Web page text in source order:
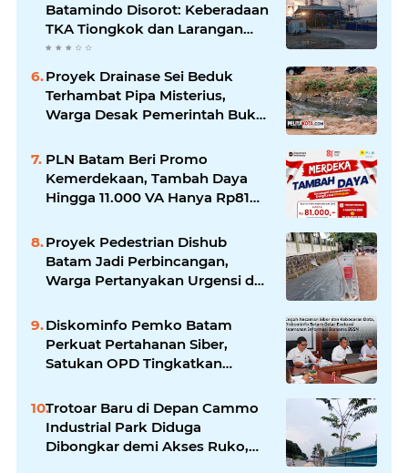
Batamindo Disorot: Keberadaan
TKA Tiongkok dan Larangan
Liputan Wartawan Jadi
Perhatian
Proyek Drainase Sei Beduk
Terhambat Pipa Misterius,
Warga Desak Pemerintah Buka
PLN Batam Beri Promo
Kemerdekaan, Tambah Daya
Hingga 11.000 VA Hanya Rp81
Proyek Pedestrian Dishub
Batam Jadi Perbincangan,
Warga Pertanyakan Urgensi dan
Diskominfo Pemko Batam
Perkuat Pertahanan Siber,
Satukan OPD Tingkatkan
Pemerintah
Trotoar Baru di Depan Cammo
Industrial Park Diduga
Dibongkar demi Akses Ruko,